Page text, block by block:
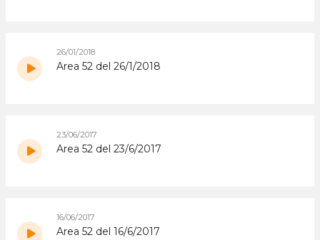
26/01/2018
Area 52 del 26/1/2018
23/06/2017
Area 52 del 23/6/2017
16/06/2017
Area 52 del 16/6/2017